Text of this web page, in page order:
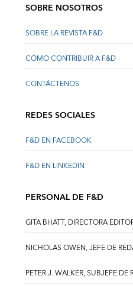
SOBRE NOSOTROS
SOBRE LA REVISTA F&D
CÓMO CONTRIBUIR A F&D
CONTÁCTENOS
REDES SOCIALES
F&D EN FACEBOOK
F&D EN LINKEDIN
PERSONAL DE F&D
GITA BHATT, DIRECTORA
NICHOLAS OWEN, JEFE DE
PETER J. WALKER, SUBJEFE DE